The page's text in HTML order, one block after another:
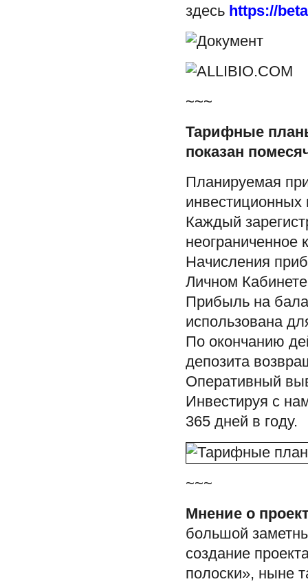
здесь https://
~~~
Тарифные
показан
Планируемая
инвестиционных
Каждый
неограниченное
Начисления
Личном
Прибыль на
использована
По окончанию
депозита
Оперативный
Инвестируя с
365 дней в году.
~~~
Мнение о
большой
создание
полоски», ныне